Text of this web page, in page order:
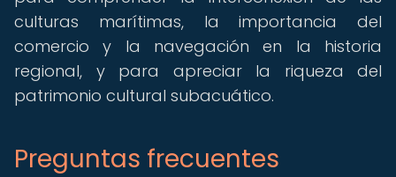
culturas marítimas, la importancia del
comercio y la navegación en la historia
regional, y para apreciar la riqueza del
patrimonio cultural subacuático.
Preguntas frecuentes